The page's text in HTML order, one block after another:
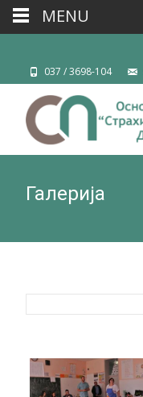
037 / 3698-104
Галерија
MENU